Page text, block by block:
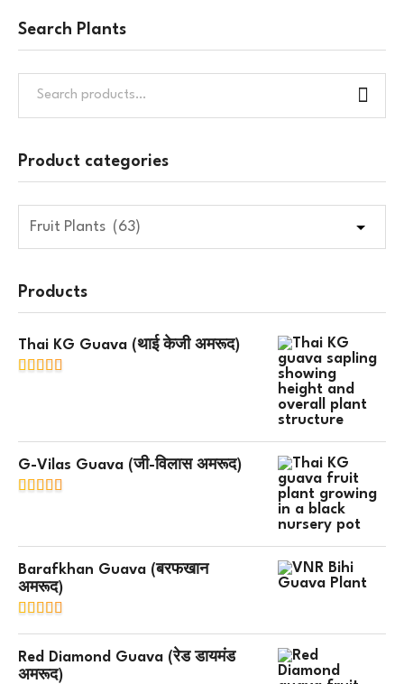
Search Plants
Product categories
Products
Thai KG Guava (थाई केजी अमरूद)
G-Vilas Guava (जी-विलास अमरूद)
Barafkhan Guava (बरफखान
अमरूद)
Red Diamond Guava (रेड डायमंड
अमरूद)